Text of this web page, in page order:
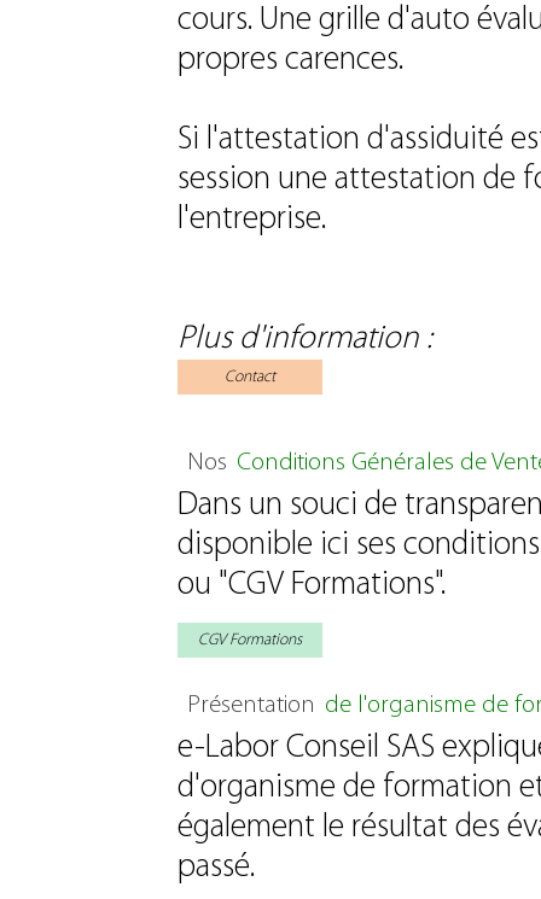
cours. Une grille d'auto
propres carences.
Si l'attestation d'assiduité
session une attestation de
l'entreprise.
Plus d'information :
Contact
Nos Conditions Générales de
Dans un souci de
disponible ici ses
ou "CGV Formations".
CGV Formations
Présentation de l'organisme de
e-Labor Conseil SAS
d'organisme de formation
également le résultat des
passé.